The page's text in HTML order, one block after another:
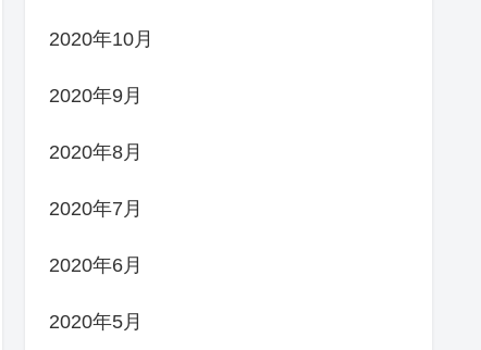
2020年10月
2020年9月
2020年8月
2020年7月
2020年6月
2020年5月